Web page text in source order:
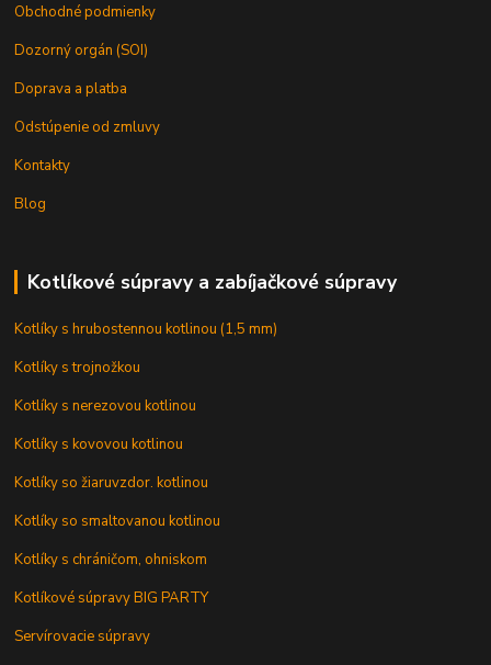
Obchodné podmienky
Dozorný orgán (SOI)
Doprava a platba
Odstúpenie od zmluvy
Kontakty
Blog
Kotlíkové súpravy a zabíjačkové súpravy
Kotlíky s hrubostennou kotlinou (1,5 mm)
Kotlíky s trojnožkou
Kotlíky s nerezovou kotlinou
Kotlíky s kovovou kotlinou
Kotlíky so žiaruvzdor. kotlinou
Kotlíky so smaltovanou kotlinou
Kotlíky s chráničom, ohniskom
Kotlíkové súpravy BIG PARTY
Servírovacie súpravy